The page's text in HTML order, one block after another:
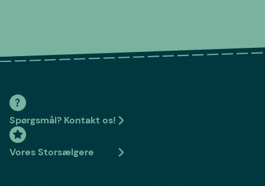
Spørgsmål? Kontakt os!
Vores Storsælgere